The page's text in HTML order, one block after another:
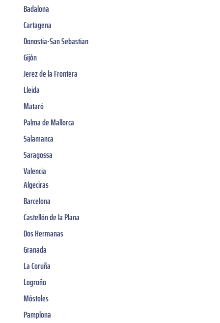
Badalona
Cartagena
Donostia-San Sebastian
Gijón
Jerez de la Frontera
Lleida
Mataró
Palma de Mallorca
Salamanca
Saragossa
Valencia
Algeciras
Barcelona
Castellón de la Plana
Dos Hermanas
Granada
La Coruña
Logroño
Móstoles
Pamplona